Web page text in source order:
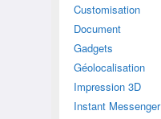
Customisation
Document
Gadgets
Géolocalisation
Impression 3D
Instant Messenger